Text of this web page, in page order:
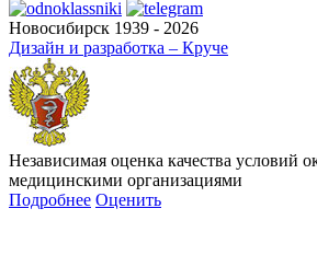
Новосибирск 1939 - 2026
Дизайн и разработка – Круче
Независимая оценка качества условий
медицинскими организациями
Подробнее Оценить